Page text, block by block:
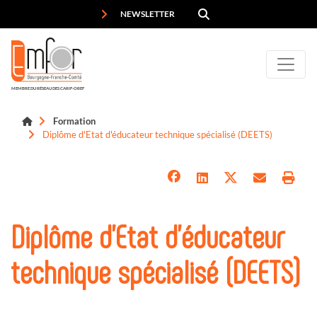
NEWSLETTER
MEMBRE DU RÉSEAU DES CARIF-OREF
Formation
Diplôme d'Etat d'éducateur technique spécialisé (DEETS)
Diplôme d'Etat d'éducateur
technique spécialisé (DEETS)
Panneau de gestion des cookies